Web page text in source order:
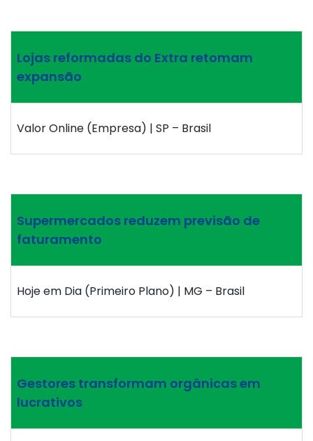
Lojas reformadas do Extra retomam
expansão
Valor Online (Empresa) | SP – Brasil
Supermercados reduzem previsão de
faturamento
Hoje em Dia (Primeiro Plano) | MG – Brasil
Gestores transformam orgânicas em
lucrativos